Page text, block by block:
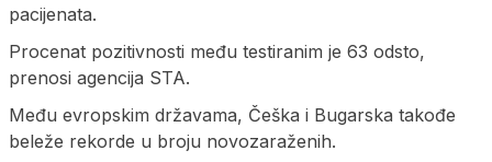
pacijenata.
Procenat pozitivnosti među testiranim je 63 odsto,
prenosi agencija STA.
Među evropskim državama, Češka i Bugarska takođe
beleže rekorde u broju novozaraženih.